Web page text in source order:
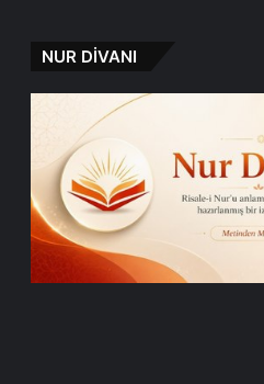
NUR DİVANI